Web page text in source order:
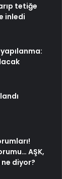
tetiğe
inledi
AŞK,
ne diyor?